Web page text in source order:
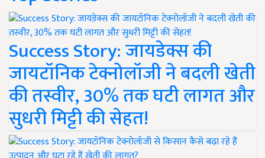
Success Story: जायडेक्स की
जायटॉनिक टेक्नोलॉजी ने बदली खेती
की तस्वीर, 30% तक घटी लागत और
सुधरी मिट्टी की सेहत!